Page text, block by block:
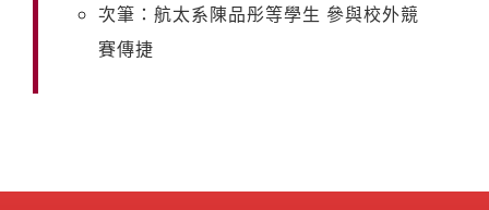
次筆：航太系陳品彤等學生 參與校外競
賽傳捷